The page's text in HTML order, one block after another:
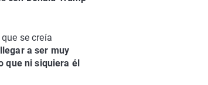
se creía
a ser muy
que ni siquiera él